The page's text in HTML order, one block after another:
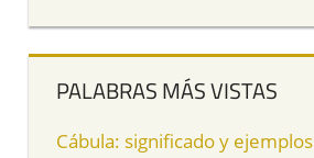
PALABRAS MÁS VISTAS
Cábula: significado y ejemplos